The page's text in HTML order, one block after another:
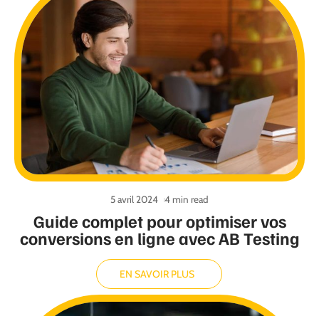
Guide complet pour optimiser vos
conversions en ligne avec AB Testing
5 avril 2024 4 min read
EN SAVOIR PLUS